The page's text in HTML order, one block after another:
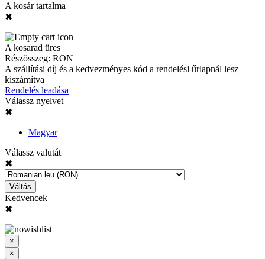
A kosár tartalma
✖
A kosarad üres
Részösszeg: RON
A szállítási díj és a kedvezményes kód a rendelési űrlapnál lesz
kiszámítva
Rendelés leadása
Válassz nyelvet
✖
Magyar
Válassz valutát
✖
Váltás
Kedvencek
✖
×
×